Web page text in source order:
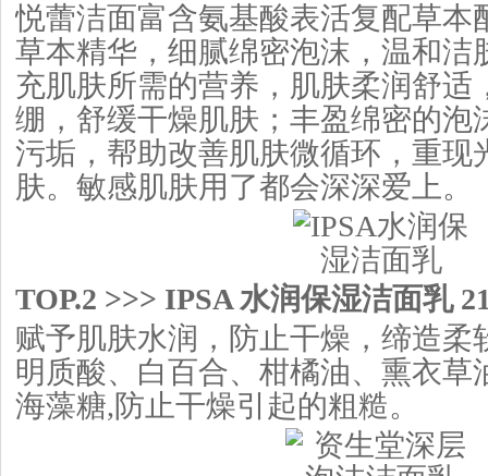
悦蕾洁面富含氨基酸表活复配草本
草本精华，细腻绵密泡沫，温和洁
充肌肤所需的营养，肌肤柔润舒适
绷，舒缓干燥肌肤；丰盈绵密的泡
污垢，帮助改善肌肤微循环，重现
肤。敏感肌肤用了都会深深爱上。
TOP.2 >>> IPSA 水润保湿洁面乳
赋予肌肤水润，防止干燥，缔造柔
明质酸、白百合、柑橘油、熏衣
海藻糖,防止干燥引起的粗糙。